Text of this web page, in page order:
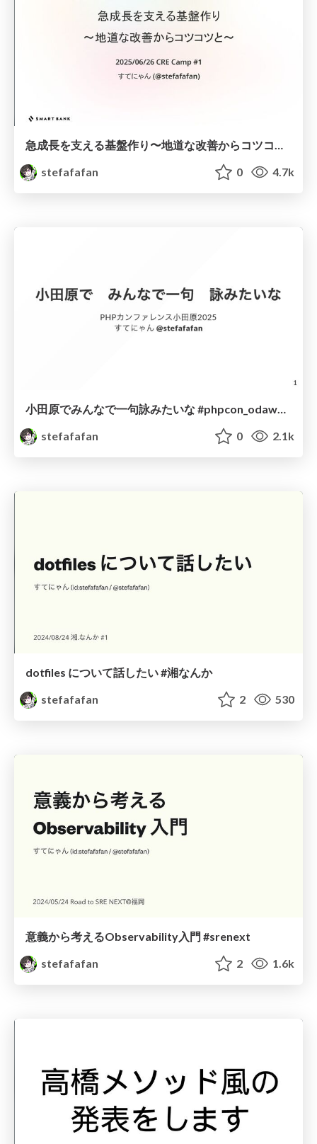
急成長を支える基盤作り〜地道な改善からコツコツと〜 #cre_meetup
stefafafan
0 4.7k
小田原でみんなで一句詠みたいな #phpcon_odawara
stefafafan
0 2.1k
dotfiles について話したい #湘なんか
stefafafan
2 530
意義から考えるObservability入門 #srenext
stefafafan
2 1.6k